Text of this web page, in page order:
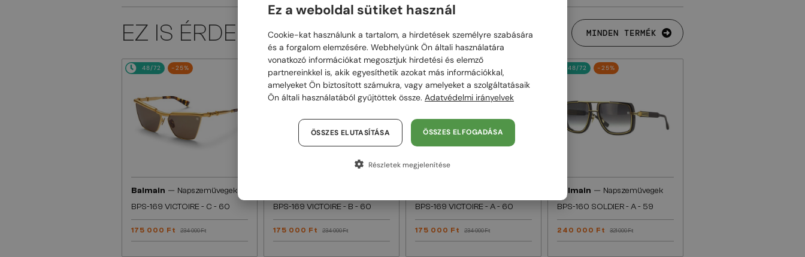
EZ IS ÉRDEKELHET MINDEN TERMÉK
48/72 -25%
Balmain — Napszemüvegek
BPS-169 VICTOIRE - C - 60
175 000 Ft 234 000 Ft
48/72 -25%
BPS-169 VICTOIRE - B - 60
175 000 Ft 234 000 Ft
48/72 -25%
BPS-169 VICTOIRE - A - 60
175 000 Ft 234 000 Ft
48/72 -25%
Balmain — Napszemüvegek
BPS-160 SOLDIER - A - 59
240 000 Ft 321 000 Ft
Ez a weboldal sütiket használ
Cookie-kat használunk a tartalom, a hirdetések személyre szabására
és a forgalom elemzésére. Webhelyünk Ön általi használatára
vonatkozó információkat megosztjuk hirdetési és elemző
partnereinkkel is, akik egyesíthetik azokat más információkkal,
amelyeket Ön biztosított számukra, vagy amelyeket a szolgáltatásaik
Ön általi használatából gyűjtöttek össze. Adatvédelmi irányelvek
ÖSSZES ELFOGADÁSA
ÖSSZES ELUTASÍTÁSA
Részletek megjelenítése